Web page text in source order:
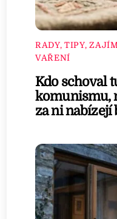
RADY, TIPY,
VAŘENÍ
Kdo schoval
komunismu,
za ni nabízejí